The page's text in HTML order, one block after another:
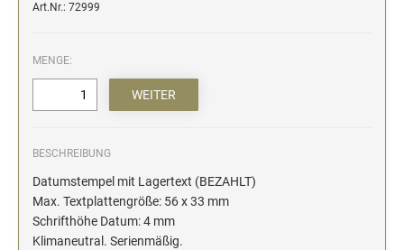
Art.Nr.: 72999
MENGE:
BESCHREIBUNG
Datumstempel mit Lagertext (BEZAHLT)
Max. Textplattengröße: 56 x 33 mm
Schrifthöhe Datum: 4 mm
Klimaneutral. Serienmäßig.